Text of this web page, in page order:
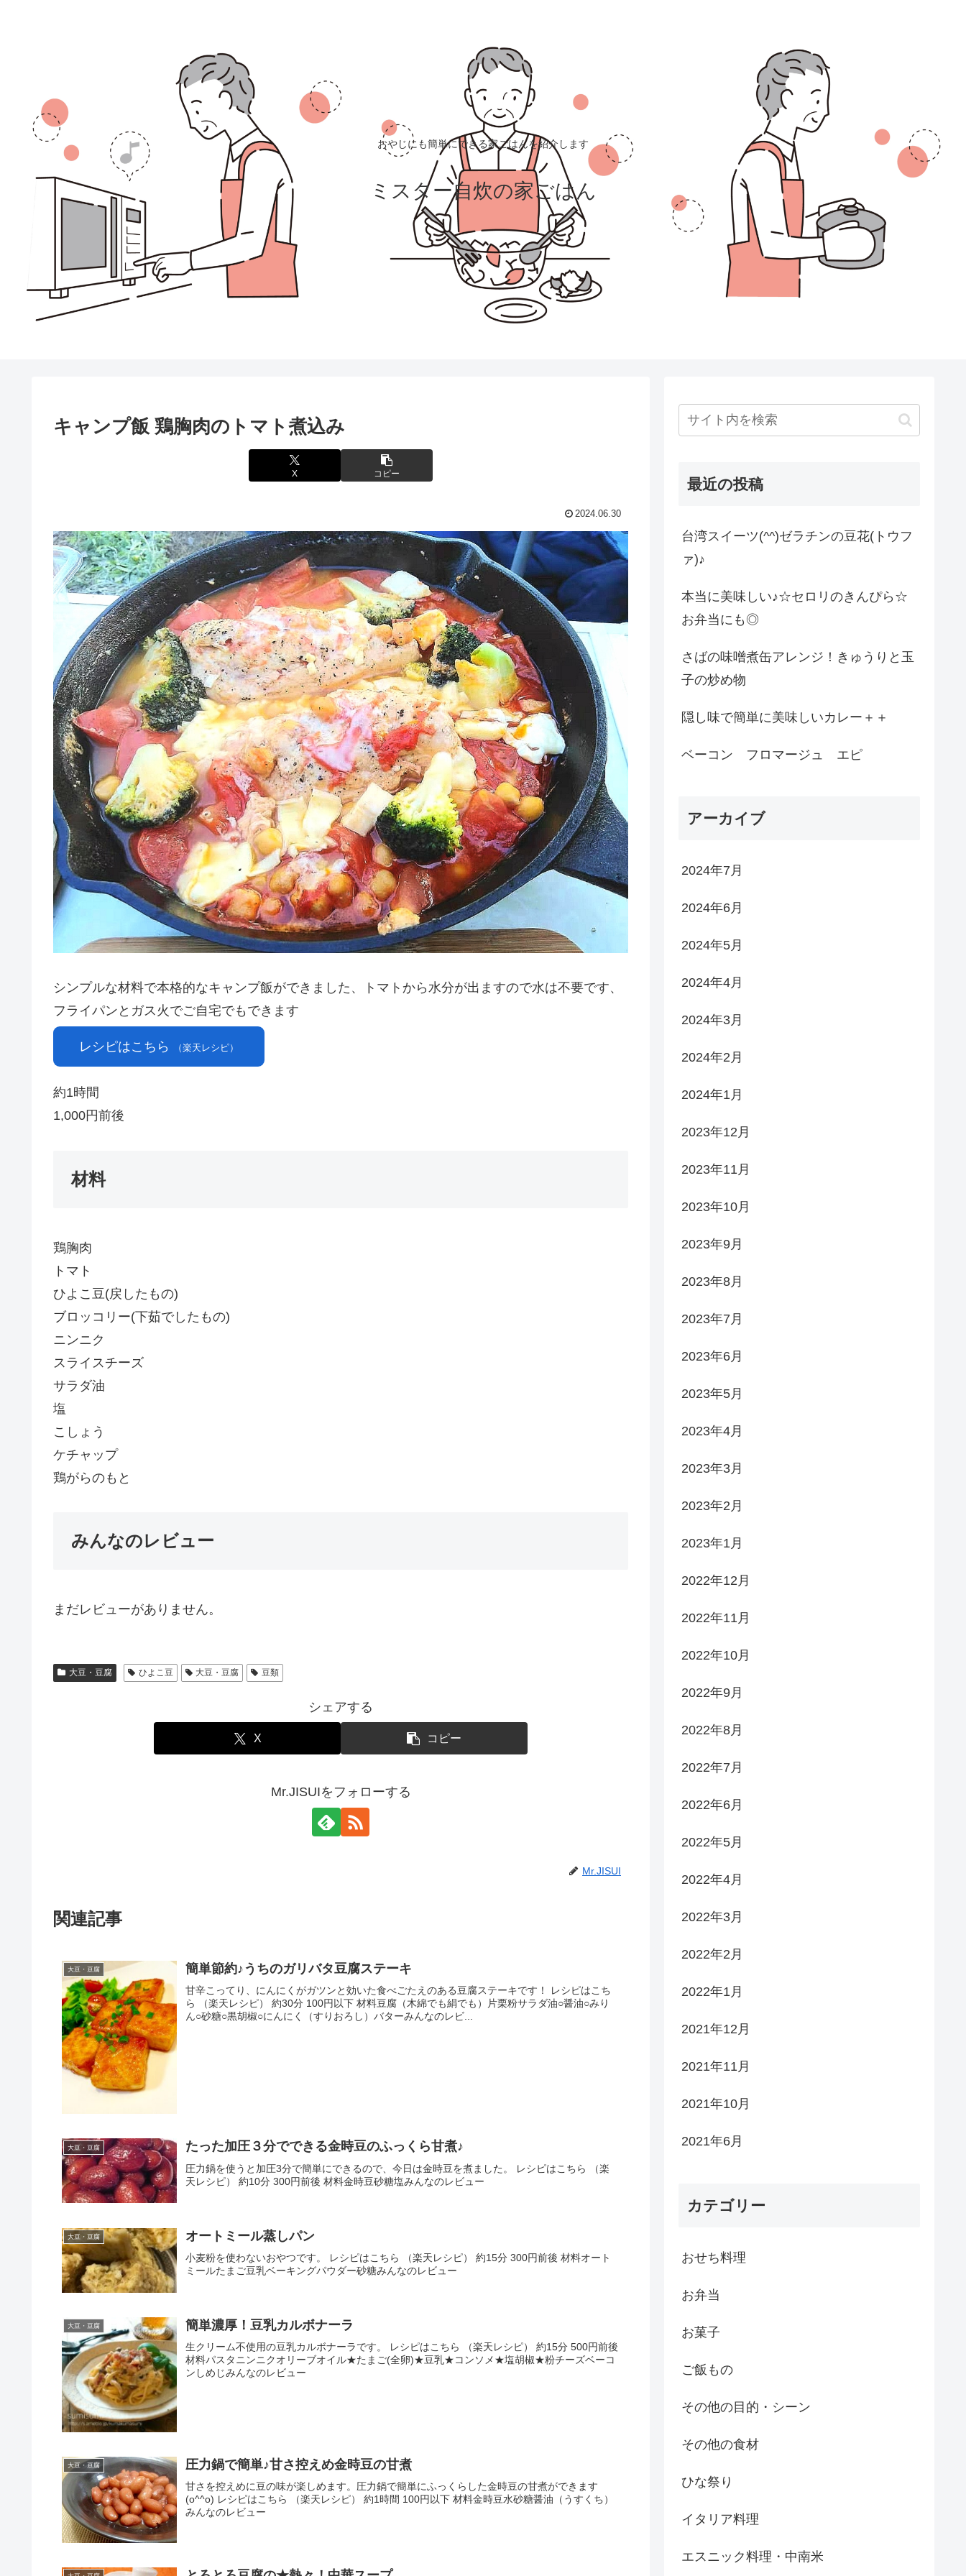
おやじにも簡単にできる家ごはんを紹介します
ミスター自炊の家ごはん
キャンプ飯 鶏胸肉のトマト煮込み
X コピー
2024.06.30
シンプルな材料で本格的なキャンプ飯ができました、トマトから水分が出ますので水は不要です、
フライパンとガス火でご自宅でもできます
レシピはこちら （楽天レシピ）
約1時間
1,000円前後
材料
鶏胸肉
トマト
ひよこ豆(戻したもの)
ブロッコリー(下茹でしたもの)
ニンニク
スライスチーズ
サラダ油
塩
こしょう
ケチャップ
鶏がらのもと
みんなのレビュー
まだレビューがありません。
大豆・豆腐 ひよこ豆 大豆・豆腐 豆類
シェアする
X コピー
Mr.JISUIをフォローする
Mr.JISUI
関連記事
大豆・豆腐 簡単節約♪うちのガリバタ豆腐ステーキ
甘辛こってり、にんにくがガツンと効いた食べごたえのある豆腐ステーキです！ レシピはこち
ら （楽天レシピ） 約30分 100円以下 材料豆腐（木綿でも絹でも）片栗粉サラダ油○醤油○みり
ん○砂糖○黒胡椒○にんにく（すりおろし）バターみんなのレビ...
大豆・豆腐 たった加圧３分でできる金時豆のふっくら甘煮♪
圧力鍋を使うと加圧3分で簡単にできるので、今日は金時豆を煮ました。 レシピはこちら （楽
天レシピ） 約10分 300円前後 材料金時豆砂糖塩みんなのレビュー
大豆・豆腐 オートミール蒸しパン
小麦粉を使わないおやつです。 レシピはこちら （楽天レシピ） 約15分 300円前後 材料オート
ミールたまご豆乳ベーキングパウダー砂糖みんなのレビュー
大豆・豆腐 簡単濃厚！豆乳カルボナーラ
生クリーム不使用の豆乳カルボナーラです。 レシピはこちら （楽天レシピ） 約15分 500円前後
材料パスタニンニクオリーブオイル★たまご(全卵)★豆乳★コンソメ★塩胡椒★粉チーズベーコ
ンしめじみんなのレビュー
大豆・豆腐 圧力鍋で簡単♪甘さ控えめ金時豆の甘煮
甘さを控えめに豆の味が楽しめます。圧力鍋で簡単にふっくらした金時豆の甘煮ができます
(o^^o) レシピはこちら （楽天レシピ） 約1時間 100円以下 材料金時豆水砂糖醤油（うすくち）
みんなのレビュー
最近の投稿
台湾スイーツ(^^)ゼラチンの豆花(トウフ
ァ)♪
本当に美味しい♪☆セロリのきんぴら☆
お弁当にも◎
さばの味噌煮缶アレンジ！きゅうりと玉
子の炒め物
隠し味で簡単に美味しいカレー＋＋
ベーコン フロマージュ エピ
アーカイブ
2024年7月
2024年6月
2024年5月
2024年4月
2024年3月
2024年2月
2024年1月
2023年12月
2023年11月
2023年10月
2023年9月
2023年8月
2023年7月
2023年6月
2023年5月
2023年4月
2023年3月
2023年2月
2023年1月
2022年12月
2022年11月
2022年10月
2022年9月
2022年8月
2022年7月
2022年6月
2022年5月
2022年4月
2022年3月
2022年2月
2022年1月
2021年12月
2021年11月
2021年10月
2021年6月
カテゴリー
おせち料理
お弁当
お菓子
ご飯もの
その他の目的・シーン
その他の食材
ひな祭り
イタリア料理
エスニック料理・中南米